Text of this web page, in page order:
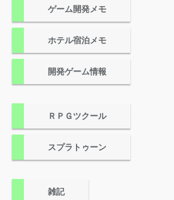
ゲーム開発メモ
ホテル宿泊メモ
開発ゲーム情報
ＲＰＧツクール
スプラトゥーン
雑記